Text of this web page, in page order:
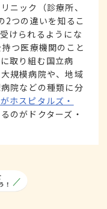
ニック（診療所、
2つの違いを知るこ
けられるようにな
つ医療機関のこと
取り組む国立病
規模病院や、地域
院などの種類に分
ホスピタルズ・
のがドクターズ・